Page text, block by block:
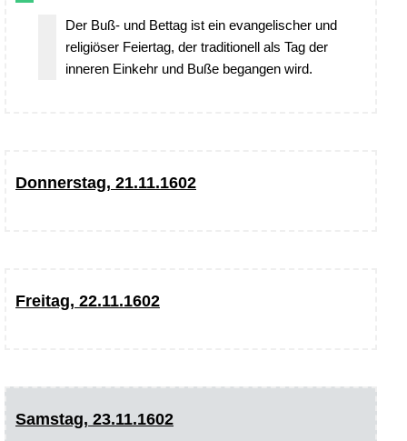
Der Buß- und Bettag ist ein evangelischer und
religiöser Feiertag, der traditionell als Tag der
inneren Einkehr und Buße begangen wird.
Donnerstag, 21.11.1602
Freitag, 22.11.1602
Samstag, 23.11.1602